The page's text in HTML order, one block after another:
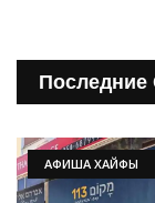
Последние
АФИША ХАЙФЫ